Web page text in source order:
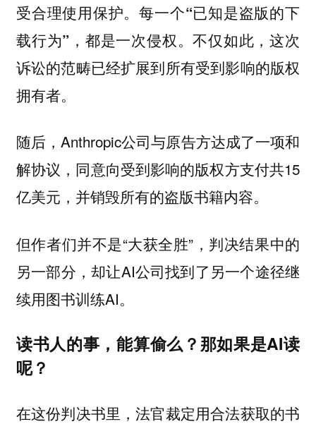
受合理使用保护。每一个“已知是盗版的下
载行为”，都是一次侵权。不仅如此，这次
诉讼的范畴已经扩展到所有受到影响的版权
拥有者。
随后，Anthropic公司与原告方达成了一项和
解协议，同意向受到影响的版权方支付共15
亿美元，并销毁所有的盗版书籍内容。
但作者们并不是“大获全胜”，判决结果中的
另一部分，却让AI公司找到了另一个途径继
续用图书训练AI。
读书人的事，能算偷么？那如果是AI读
呢？
在这份判决书里，法官裁定用合法获取的书